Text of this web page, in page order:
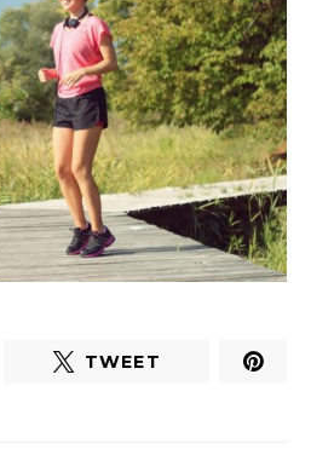
TWEET